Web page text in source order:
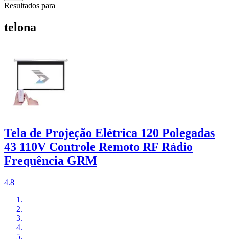
Resultados para
telona
Tela de Projeção Elétrica 120 Polegadas
43 110V Controle Remoto RF Rádio
Frequência GRM
4.8